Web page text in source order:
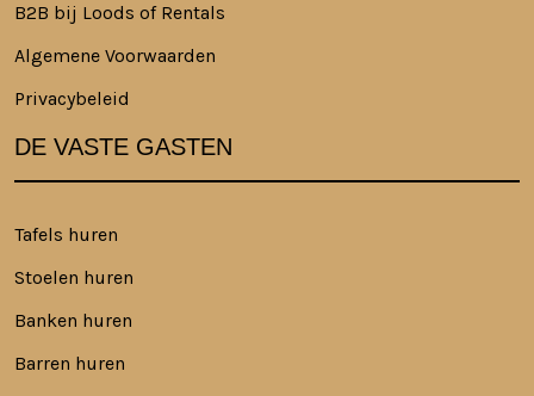
B2B bij Loods of Rentals
Algemene Voorwaarden
Privacybeleid
DE VASTE GASTEN
Tafels huren
Stoelen huren
Banken huren
Barren huren